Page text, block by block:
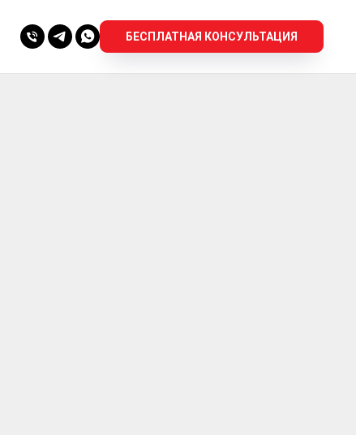
БЕСПЛАТНАЯ КОНСУЛЬТАЦИЯ